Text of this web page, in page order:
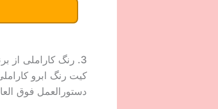
3. رنگ کاراملی از برند سانتکس
کیت رنگ ابرو
دستورالعمل فوق